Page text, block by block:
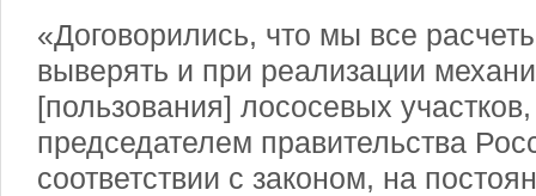
«Договорились, что мы все
выверять и при реализации
[пользования] лососевых
председателем правительства
соответствии с законом, на